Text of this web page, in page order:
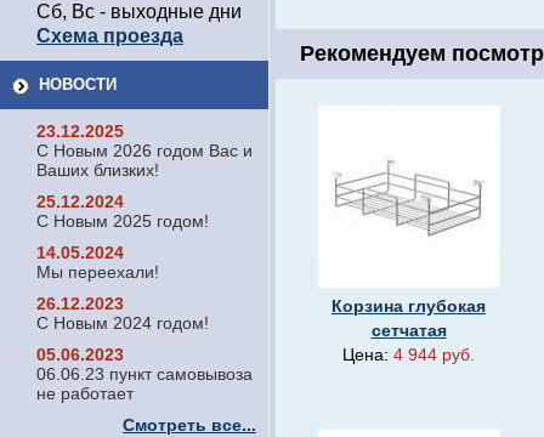
Сб, Вс - выходные дни
Схема проезда
НОВОСТИ
23.12.2025
С Новым 2026 годом Вас и
Ваших близких!
25.12.2024
С Новым 2025 годом!
14.05.2024
Мы переехали!
26.12.2023
С Новым 2024 годом!
05.06.2023
06.06.23 пункт самовывоза
не работает
Смотреть все...
Рекомендуем
Корзина глубокая
сетчатая
Цена: 4 944 руб.